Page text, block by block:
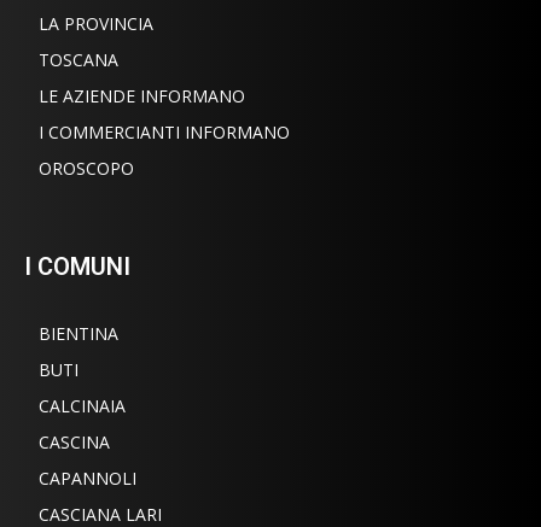
LA PROVINCIA
TOSCANA
LE AZIENDE INFORMANO
I COMMERCIANTI INFORMANO
OROSCOPO
I COMUNI
BIENTINA
BUTI
CALCINAIA
CASCINA
CAPANNOLI
CASCIANA LARI